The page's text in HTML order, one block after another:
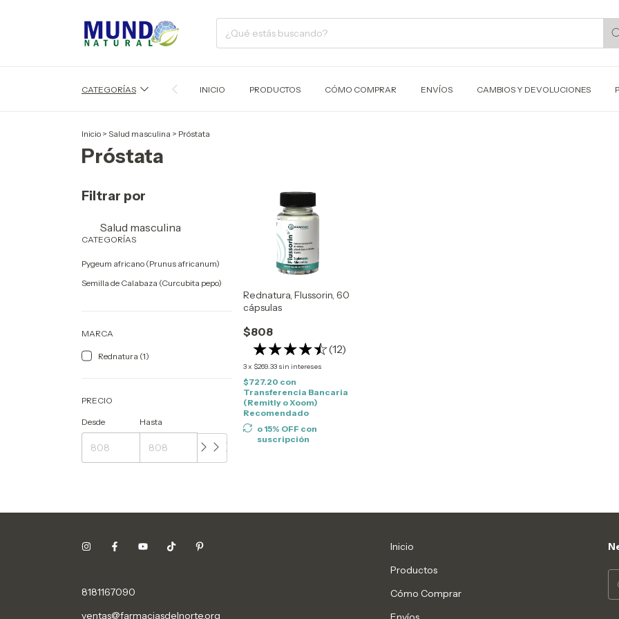
CATEGORÍAS INICIO PRODUCTOS CÓMO COMPRAR ENVÍOS CAMBIOS Y DEVOLUCIONES
Inicio > Salud masculina > Próstata
Próstata
Filtrar por
Salud masculina
CATEGORÍAS
Pygeum africano (Prunus africanum)
Semilla de Calabaza (Curcubita pepo)
MARCA
Rednatura (1)
PRECIO
Desde Hasta
Rednatura, Flussorin, 60
cápsulas
$808
(12)
3x $269.33 sin intereses
$727.20 con
Transferencia Bancaria
(Remitly o Xoom)
Recomendado
o 15% OFF con
suscripción
8181167090
ventas@farmaciasdelnorte.org
Inicio
Productos
Cómo Comprar